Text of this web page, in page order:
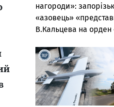
нагороди»:
«азовець»
В.Кальцева на орден